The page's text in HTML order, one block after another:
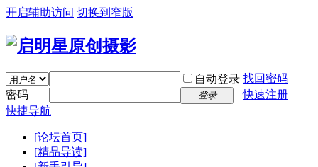
开启辅助访问 切换到窄版
自动登录 找回密码
密码
登录
快速注册
快捷导航
[论坛首页]
[精品导读]